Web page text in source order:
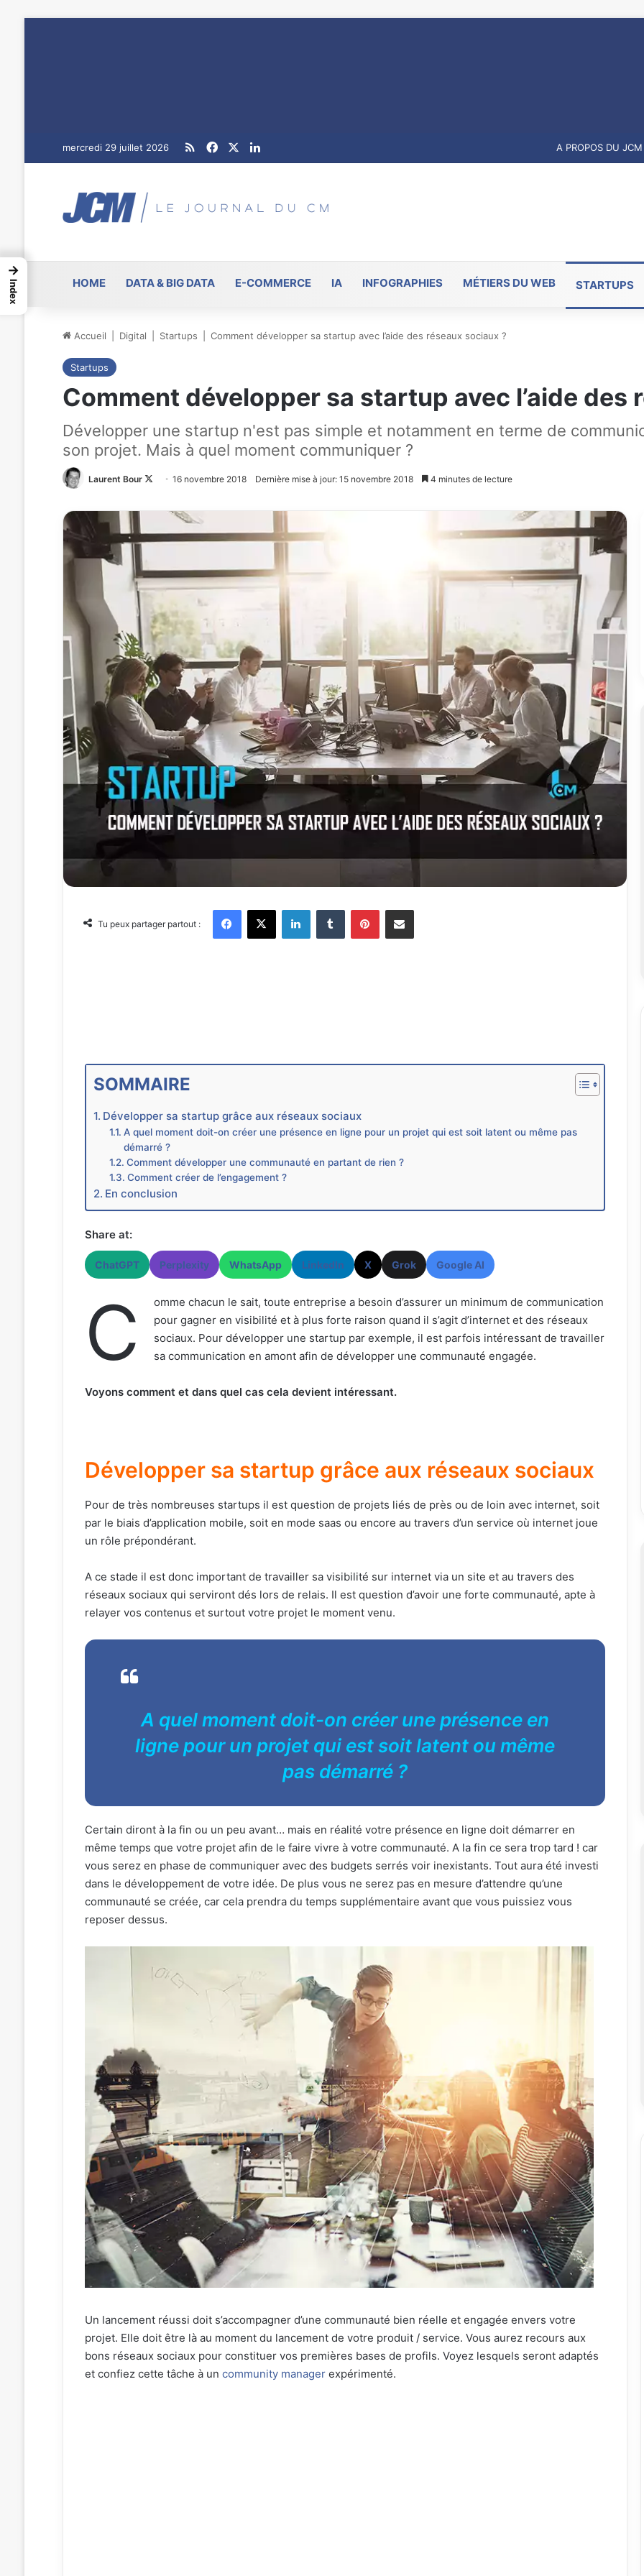
mercredi 29 juillet 2026 RSSFacebookLinkedin A PROPOS DU JCM
HOME DATA & BIG DATA E-COMMERCE IA INFOGRAPHIES MÉTIERS DU WEB STARTUPS
Accueil Digital Startups Comment développer sa startup avec l’aide des réseaux sociaux ?
Startups
Comment développer sa startup avec l’aide des
Développer une startup n'est pas simple et notamment en terme de
son projet. Mais à quel moment communiquer ?
Laurent Bour
Follow
X
16 novembre 2018 Dernière mise à jour: 15 novembre 2018 4 minutes de lecture
Tu peux partager partout :
Facebook X Linkedin Tumblr Pinterest Partager par email
SOMMAIRE
Développer sa startup grâce aux réseaux sociaux
A quel moment doit-on créer une présence en ligne pour un projet qui est soit latent ou même pas
démarré ?
Comment développer une communauté en partant de rien ?
Comment créer de l’engagement ?
En conclusion
Share at:
ChatGPT Perplexity WhatsApp LinkedIn X Grok Google AI
C
omme chacun le sait, toute entreprise a besoin d’assurer un minimum de communication
pour gagner en visibilité et à plus forte raison quand il s’agit d’internet et des réseaux
sociaux. Pour développer une startup par exemple, il est parfois intéressant de travailler
sa communication en amont afin de développer une communauté engagée.
Voyons comment et dans quel cas cela devient intéressant.
Développer sa startup grâce aux réseaux sociaux
Pour de très nombreuses startups il est question de projets liés de près ou de loin avec internet, soit
par le biais d’application mobile, soit en mode saas ou encore au travers d’un service où internet joue
un rôle prépondérant.
A ce stade il est donc important de travailler sa visibilité sur internet via un site et au travers des
réseaux sociaux qui serviront dés lors de relais. Il est question d’avoir une forte communauté, apte à
relayer vos contenus et surtout votre projet le moment venu.
A quel moment doit-on créer une présence en
ligne pour un projet qui est soit latent ou même
pas démarré ?
Certain diront à la fin ou un peu avant… mais en réalité votre présence en ligne doit démarrer en
même temps que votre projet afin de le faire vivre à votre communauté. A la fin ce sera trop tard ! car
vous serez en phase de communiquer avec des budgets serrés voir inexistants. Tout aura été investi
dans le développement de votre idée. De plus vous ne serez pas en mesure d’attendre qu’une
communauté se créée, car cela prendra du temps supplémentaire avant que vous puissiez vous
reposer dessus.
Un lancement réussi doit s’accompagner d’une communauté bien réelle et engagée envers votre
projet. Elle doit être là au moment du lancement de votre produit / service. Vous aurez recours aux
bons réseaux sociaux pour constituer vos premières bases de profils. Voyez lesquels seront adaptés
et confiez cette tâche à un community managerexpérimenté.
→
Index